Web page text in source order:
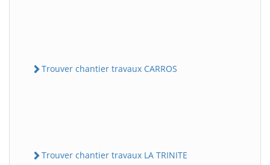
Trouver chantier travaux CARROS
Trouver chantier travaux LA TRINITE